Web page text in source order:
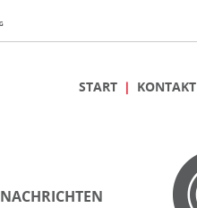
START KONTAKT
NACHRICHTEN